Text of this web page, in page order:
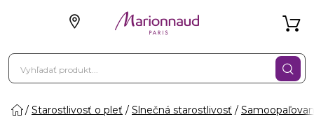
Starostlivosť o pleť Slnečná starostlivosť